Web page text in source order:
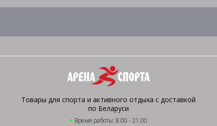
Товары для спорта и активного отдыха с доставкой
по Беларуси
Время работы: 8.00 - 21.00